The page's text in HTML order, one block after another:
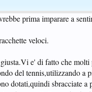
prima imparare a
veloci.
e' di fatto che molti
del tennis,utilizzando a
dotati,quindi sbracciate a